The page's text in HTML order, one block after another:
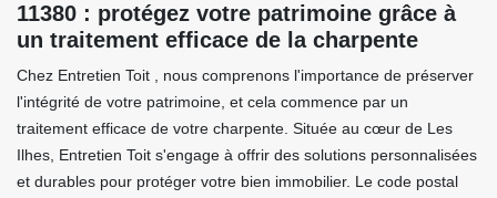
11380 : protégez votre patrimoine grâce à
un traitement efficace de la charpente
Chez Entretien Toit , nous comprenons l'importance de préserver
l'intégrité de votre patrimoine, et cela commence par un
traitement efficace de votre charpente. Située au cœur de Les
Ilhes, Entretien Toit s'engage à offrir des solutions personnalisées
et durables pour protéger votre bien immobilier. Le code postal